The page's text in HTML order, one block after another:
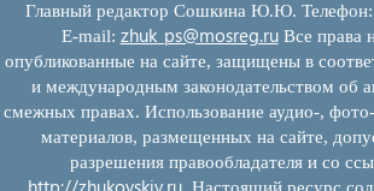
Главный редактор Сошкина Ю.Ю.
E‑mail: zhuk_ps@mosreg.ruВсе права
опубликованные на сайте, защищены в
и международным законодательством об
смежных правах. Использование аудио-,
материалов, размещенных на сайте,
разрешения правообладателя и со